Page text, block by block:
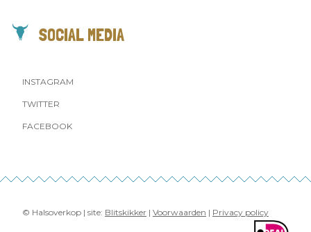
SOCIAL MEDIA
INSTAGRAM
TWITTER
FACEBOOK
© Halsoverkop | site: Blitskikker | Voorwaarden | Privacy policy